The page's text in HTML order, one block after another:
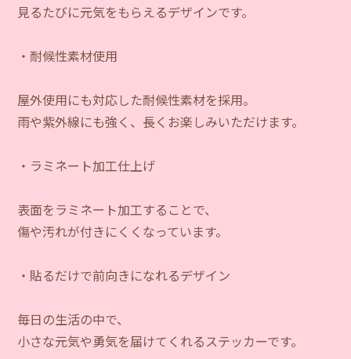
見るたびに元気をもらえるデザインです。
・耐候性素材使用
屋外使用にも対応した耐候性素材を採用。
雨や紫外線にも強く、長くお楽しみいただけます。
・ラミネート加工仕上げ
表面をラミネート加工することで、
傷や汚れが付きにくくなっています。
・貼るだけで前向きになれるデザイン
毎日の生活の中で、
小さな元気や勇気を届けてくれるステッカーです。